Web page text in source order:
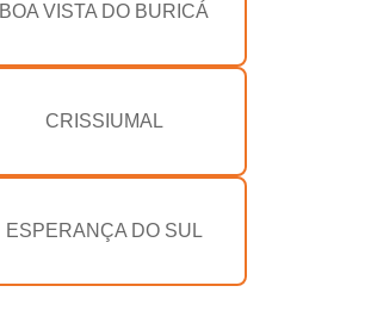
BOA VISTA DO BURICÁ
CRISSIUMAL
ESPERANÇA DO SUL